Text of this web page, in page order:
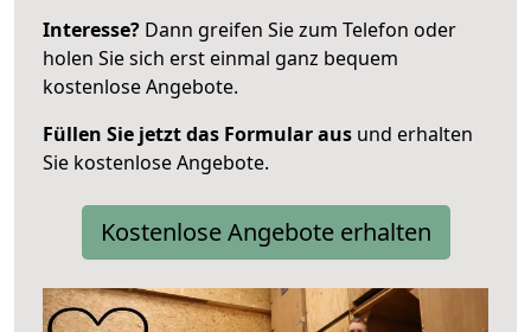
Interesse? Dann greifen Sie zum Telefon oder
holen Sie sich erst einmal ganz bequem
kostenlose Angebote.
Füllen Sie jetzt das Formular aus und erhalten
Sie kostenlose Angebote.
Kostenlose Angebote erhalten